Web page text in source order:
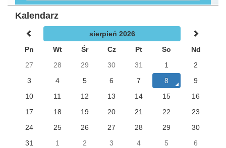
Kalendarz
sierpień 2026
Pn
Wt Śr Cz Pt So
Nd
27
28 29 30 31 1
2
3
4 5 6 7 8
9
10
11 12 13 14 15
16
17
18 19 20 21 22
23
24
25 26 27 28 29
30
31
1 2 3 4 5 6